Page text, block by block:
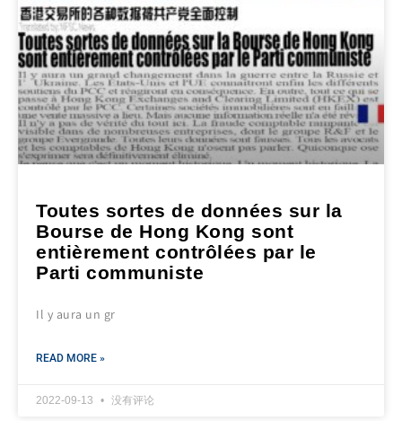
Toutes sortes de données sur la
Bourse de Hong Kong sont
entièrement contrôlées par le
Parti communiste
Il y aura un gr
READ MORE »
2022-09-13 没有评论